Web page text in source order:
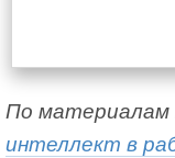
По материалам
интеллект в